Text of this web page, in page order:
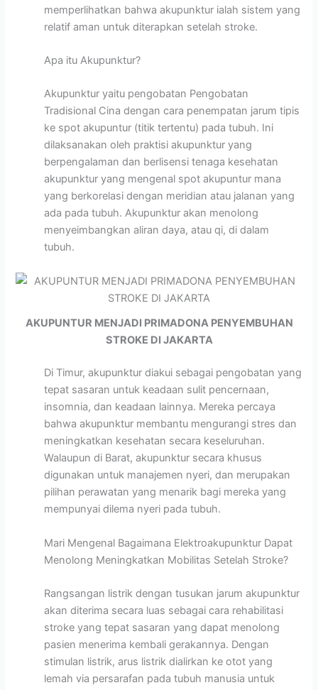
memperlihatkan bahwa akupunktur ialah sistem yang
relatif aman untuk diterapkan setelah stroke.
Apa itu Akupunktur?
Akupunktur yaitu pengobatan Pengobatan
Tradisional Cina dengan cara penempatan jarum tipis
ke spot akupuntur (titik tertentu) pada tubuh. Ini
dilaksanakan oleh praktisi akupunktur yang
berpengalaman dan berlisensi tenaga kesehatan
akupunktur yang mengenal spot akupuntur mana
yang berkorelasi dengan meridian atau jalanan yang
ada pada tubuh. Akupunktur akan menolong
menyeimbangkan aliran daya, atau qi, di dalam
tubuh.
AKUPUNTUR MENJADI PRIMADONA PENYEMBUHAN
STROKE DI JAKARTA
Di Timur, akupunktur diakui sebagai pengobatan yang
tepat sasaran untuk keadaan sulit pencernaan,
insomnia, dan keadaan lainnya. Mereka percaya
bahwa akupunktur membantu mengurangi stres dan
meningkatkan kesehatan secara keseluruhan.
Walaupun di Barat, akupunktur secara khusus
digunakan untuk manajemen nyeri, dan merupakan
pilihan perawatan yang menarik bagi mereka yang
mempunyai dilema nyeri pada tubuh.
Mari Mengenal Bagaimana Elektroakupunktur Dapat
Menolong Meningkatkan Mobilitas Setelah Stroke?
Rangsangan listrik dengan tusukan jarum akupunktur
akan diterima secara luas sebagai cara rehabilitasi
stroke yang tepat sasaran yang dapat menolong
pasien menerima kembali gerakannya. Dengan
stimulan listrik, arus listrik dialirkan ke otot yang
lemah via persarafan pada tubuh manusia untuk